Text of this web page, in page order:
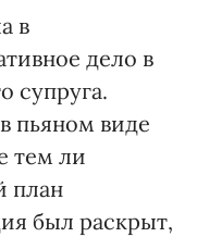
в
дело в
супруга.
пьяном виде
тем ли
план
был раскрыт,